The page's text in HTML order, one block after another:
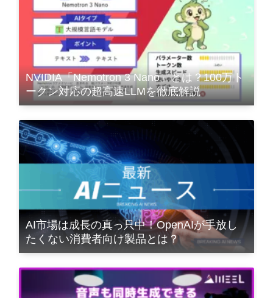
NVIDIA「Nemotron 3 Nano」とは？100万ト
ークン対応の超高速LLMを徹底解説
AI市場は成長の真っ只中！OpenAIが手放し
たくない消費者向け製品とは？